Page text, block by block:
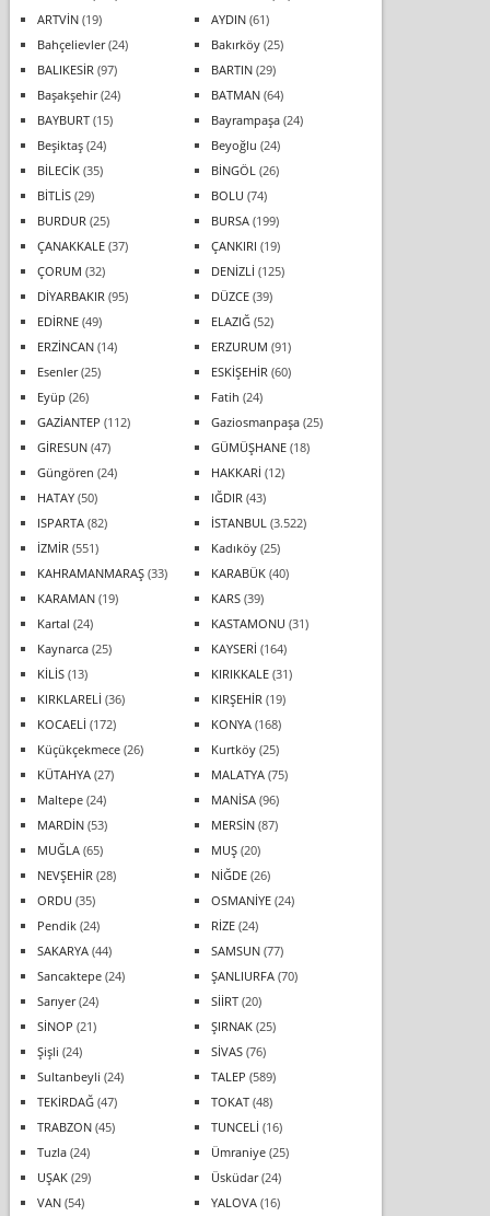
ARTVİN(19) AYDIN(61)
Bahçelievler(24) Bakırköy(25)
BALIKESİR (97) BARTIN(29)
Başakşehir(24) BATMAN(64)
BAYBURT(15) Bayrampaşa(24)
Beşiktaş(24) Beyoğlu (24)
BİLECİK(35) BİNGÖL (26)
BİTLİS(29) BOLU (74)
BURDUR (25) BURSA(199)
ÇANAKKALE(37) ÇANKIRI (19)
ÇORUM (32) DENİZLİ (125)
DİYARBAKIR (95) DÜZCE(39)
EDİRNE(49) ELAZIĞ(52)
ERZİNCAN(14) ERZURUM (91)
Esenler(25) ESKİŞEHİR (60)
Eyüp (26) Fatih (24)
GAZİANTEP (112) Gaziosmanpaşa(25)
GİRESUN(47) GÜMÜŞHANE(18)
Güngören (24) HAKKARİ (12)
HATAY(50) IĞDIR (43)
ISPARTA(82) İSTANBUL (3.522)
İZMİR (551) Kadıköy(25)
KAHRAMANMARAŞ(33) KARABÜK(40)
KARAMAN(19) KARS(39)
Kartal (24) KASTAMONU (31)
Kaynarca(25) KAYSERİ (164)
KİLİS(13) KIRIKKALE(31)
KIRKLARELİ (36) KIRŞEHİR (19)
KOCAELİ (172) KONYA(168)
Küçükçekmece(26) Kurtköy(25)
KÜTAHYA(27) MALATYA(75)
Maltepe(24) MANİSA(96)
MARDİN(53) MERSİN(87)
MUĞLA(65) MUŞ(20)
NEVŞEHİR (28) NİĞDE(26)
ORDU (35) OSMANİYE(24)
Pendik(24) RİZE(24)
SAKARYA(44) SAMSUN(77)
Sancaktepe(24) ŞANLIURFA(70)
Sarıyer(24) SİİRT(20)
SİNOP (21) ŞIRNAK(25)
Şişli (24) SİVAS(76)
Sultanbeyli (24) TALEP (589)
TEKİRDAĞ(47) TOKAT(48)
TRABZON(45) TUNCELİ (16)
Tuzla(24) Ümraniye(25)
UŞAK(29) Üsküdar(24)
VAN(54) YALOVA(16)